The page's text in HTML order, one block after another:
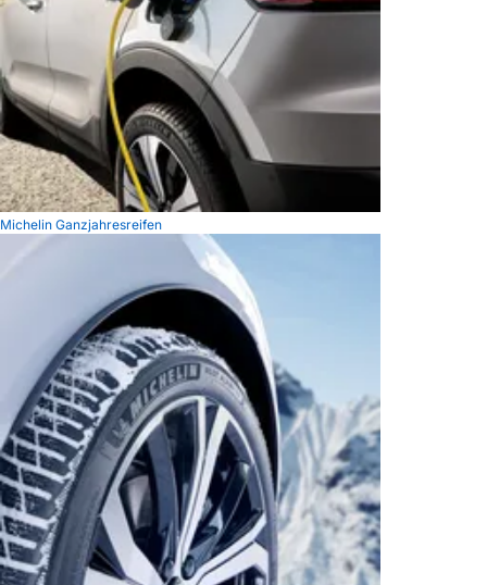
Michelin Ganzjahresreifen